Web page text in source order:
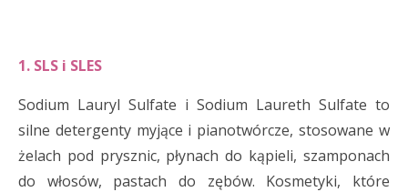
1. SLS i SLES
Sodium Lauryl Sulfate i Sodium Laureth Sulfate to
silne detergenty myjące i pianotwórcze, stosowane w
żelach pod prysznic, płynach do kąpieli, szamponach
do włosów, pastach do zębów. Kosmetyki, które